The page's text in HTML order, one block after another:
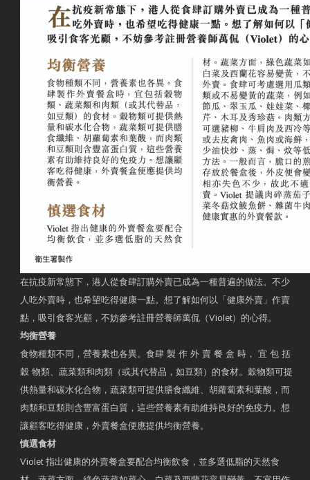
在抗疫新常態下，港人從食肆訂購外賣已成為一種普遍的做法。不少
人吃外賣時，也希望吃得健康一點。想了解如何以「健康外賣」作賣
點，吸引食客光顧，不妨參考註冊營養師萬侃（Violet）的心得。
均衡營養
食物種類不同，營養素也各異。食肆 製 作 外 賣 餐 盒 時， 宜 包 括
穀 物類、蔬菜類和肉類（或其代替品，如豆類）的食材。穀物類可提
供熱量和碳水化合物，蔬菜類可提供膳食纖維、胡蘿蔔素和葉酸，而
肉類和豆類則含豐富蛋白質，這些營養素有助維持良好的免疫力。想
讓顧客吃得健康，外賣餐盒便應提供均衡營養。
慎選食材
Violet 指出健康的外賣餐盒要配合均衡飲食，並多選低脂的天然食